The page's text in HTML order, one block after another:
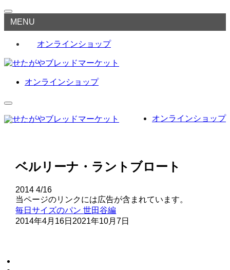
MENU
オンラインショップ
オンラインショップ
オンラインショップ
ベルリーナ・ラントブロート
2014 4/16
当ページのリンクには広告が含まれています。
毎日サイズのパン世田谷編
2014年4月16日 2021年10月7日